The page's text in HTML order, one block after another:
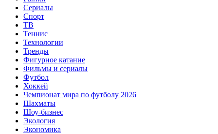
Сериалы
Спорт
ТВ
Теннис
Технологии
Тренды
Фигурное катание
Фильмы и сериалы
Футбол
Хоккей
Чемпионат мира по футболу 2026
Шахматы
Шоу-бизнес
Экология
Экономика